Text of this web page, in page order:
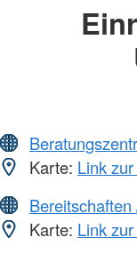
Karte: Link
Karte: Link